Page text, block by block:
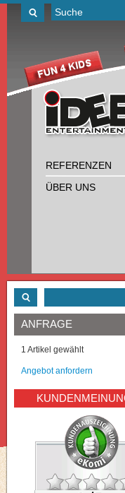
REFERENZEN
ÜBER UNS
ANFRAGE
1 Artikel gewählt
Angebot anfordern